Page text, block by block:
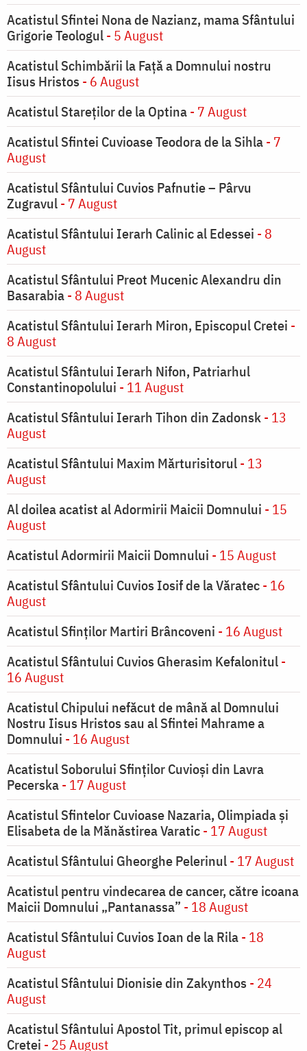
Acatistul Sfintei Nona de Nazianz, mama Sfântului
Grigorie Teologul- 5 August
Acatistul Schimbării la Faţă a Domnului nostru
Iisus Hristos - 6 August
Acatistul Stareţilor de la Optina- 7 August
Acatistul Sfintei Cuvioase Teodora de la Sihla- 7
August
Acatistul Sfântului Cuvios Pafnutie – Pârvu
Zugravul- 7 August
Acatistul Sfântului Ierarh Calinic al Edessei - 8
August
Acatistul Sfântului Preot Mucenic Alexandru din
Basarabia- 8 August
Acatistul Sfântului Ierarh Miron, Episcopul Cretei -
8 August
Acatistul Sfântului Ierarh Nifon, Patriarhul
Constantinopolului - 11 August
Acatistul Sfântului Ierarh Tihon din Zadonsk- 13
August
Acatistul Sfântului Maxim Mărturisitorul- 13
August
Al doilea acatist al Adormirii Maicii Domnului - 15
August
Acatistul Adormirii Maicii Domnului - 15 August
Acatistul Sfântului Cuvios Iosif de la Văratec- 16
August
Acatistul Sfinților Martiri Brâncoveni - 16 August
Acatistul Sfântului Cuvios Gherasim Kefalonitul-
16 August
Acatistul Chipului nefăcut de mână al Domnului
Nostru Iisus Hristos sau al Sfintei Mahrame a
Domnului - 16 August
Acatistul Soborului Sfinților Cuvioși din Lavra
Pecerska- 17 August
Acatistul Sfintelor Cuvioase Nazaria, Olimpiada și
Elisabeta de la Mănăstirea Varatic- 17 August
Acatistul Sfântului Gheorghe Pelerinul- 17 August
Acatistul pentru vindecarea de cancer, către icoana
Maicii Domnului „Pantanassa” - 18 August
Acatistul Sfântului Cuvios Ioan de la Rila- 18
August
Acatistul Sfântului Dionisie din Zakynthos - 24
August
Acatistul Sfântului Apostol Tit, primul episcop al
Cretei - 25 August